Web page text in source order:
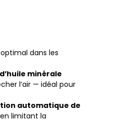
dans les
minérale
l’air — idéal pour
automatique de
limitant la